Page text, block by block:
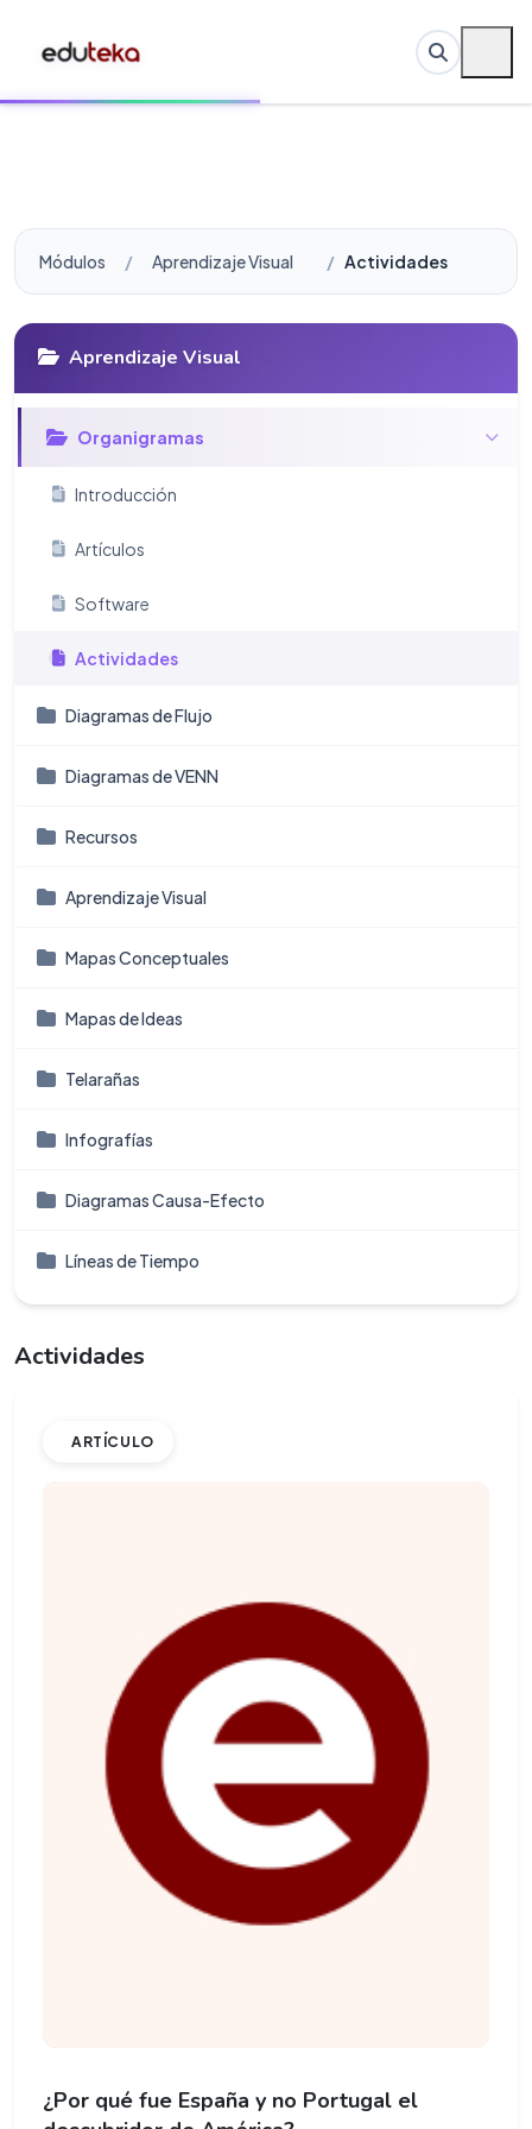
Módulos Aprendizaje Visual Actividades
Aprendizaje Visual
Organigramas
Introducción
Artículos
Software
Actividades
Diagramas de Flujo
Diagramas de VENN
Recursos
Aprendizaje Visual
Mapas Conceptuales
Mapas de Ideas
Telarañas
Infografí­as
Diagramas Causa-Efecto
Líneas de Tiempo
Actividades
ARTÍCULO
¿Por qué fue España y no Portugal el